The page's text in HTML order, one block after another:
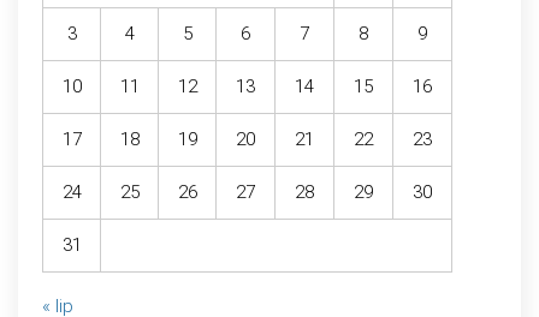
3 4 5 6 7 8 9
10 11 12 13 14 15 16
17 18 19 20 21 22 23
24 25 26 27 28 29 30
31
« lip